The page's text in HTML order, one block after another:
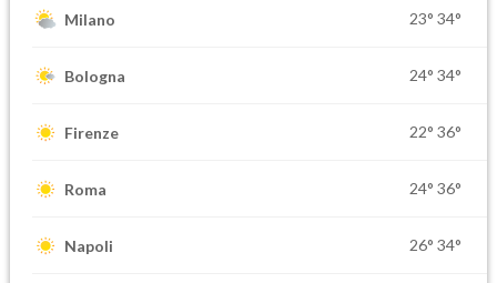
Milano 23° 34°
Bologna 24° 34°
Firenze 22° 36°
Roma 24° 36°
Napoli 26° 34°